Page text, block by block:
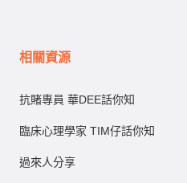
相關資源
抗賭專員 華DEE話你知
臨床心理學家 TIM仔話你知
過來人分享